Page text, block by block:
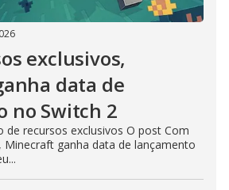
exclusivos,
data de
no Switch 2
de recursos exclusivos O post Com
Minecraft ganha data de lançamento